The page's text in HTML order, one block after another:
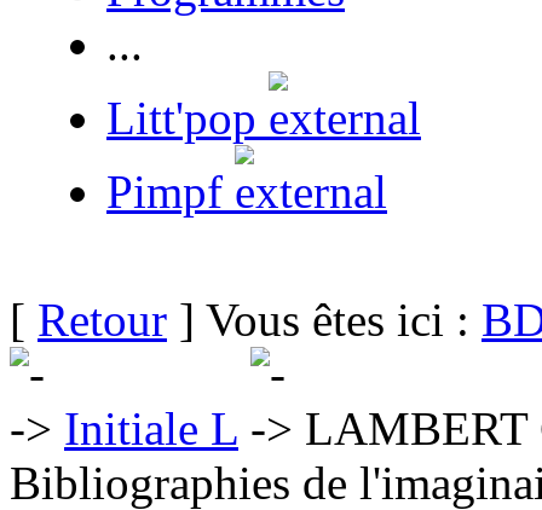
...
Litt'pop
Pimpf
[ Retour ] Vous êtes ici :
Initiale L
LAMBERT
Bibliographies de